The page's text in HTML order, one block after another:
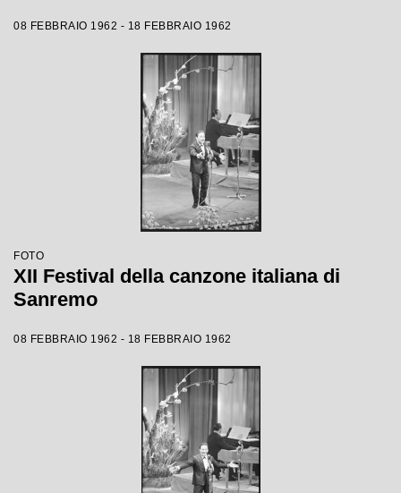
08 FEBBRAIO 1962 - 18 FEBBRAIO 1962
FOTO
XII Festival della canzone italiana di
Sanremo
08 FEBBRAIO 1962 - 18 FEBBRAIO 1962